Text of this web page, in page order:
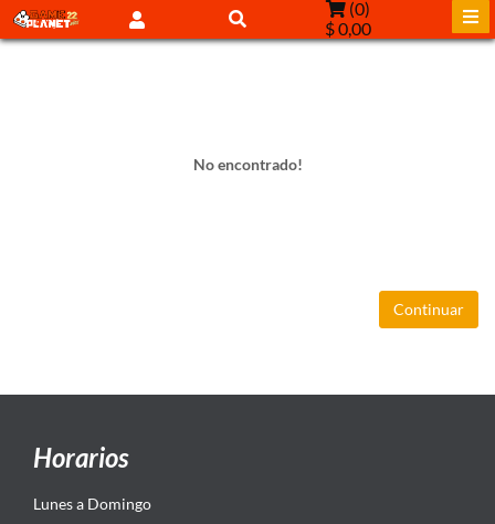
(0)
$ 0,00
No encontrado!
Continuar
Horarios
Lunes a Domingo